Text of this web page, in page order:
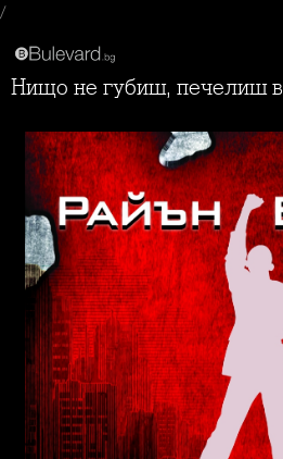
/
Нищо не губиш, печелиш